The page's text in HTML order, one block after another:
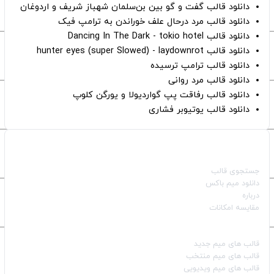
دانلود قالب گفت و گو بین بن‌سلمان شهباز شریف و اردوغان
دانلود قالب مرد درحال علف خوراندن به ترامپ فیک
دانلود قالب Dancing In The Dark - tokio hotel
دانلود قالب hunter eyes (super Slowed) - laydownrot
دانلود قالب ترامپ ترسیده
دانلود قالب مرد روانی
دانلود قالب رفاقت پپ گواردیولا و یورگن کلوپ
دانلود قالب یوتیوبر فشاری
جستجوی قالب
دانلود میم باکس
درباره
مقایسه امکانات
قالب‌ های میم جدید
قالب‌ های میم منتخب
قالب‌ های میم ویدیویی